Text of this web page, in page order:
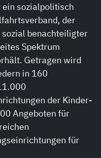
ein sozialpolitisch
der
benachteiligter
Spektrum
Getragen wird
in 160
der Kinder-
Angeboten für
für